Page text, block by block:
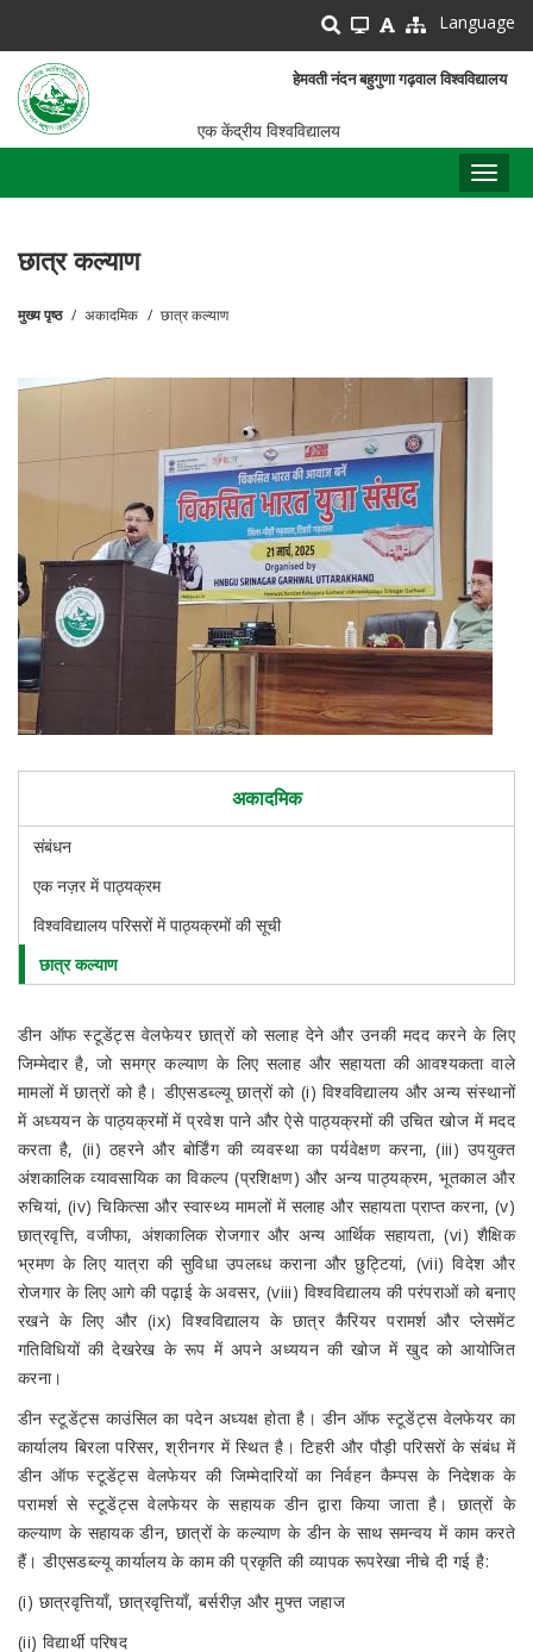
main
content
Language
हेमवती नंदन बहुगुणा गढ़वाल विश्वविद्यालय
एक केंद्रीय विश्वविद्यालय
छात्र कल्याण
मुख्य पृष्ठ अकादमिक छात्र कल्याण
अकादमिक
संबंधन
एक नज़र में पाठ्यक्रम
विश्वविद्यालय परिसरों में पाठ्यक्रमों की सूची
छात्र कल्याण
डीन ऑफ स्टूडेंट्स वेलफेयर छात्रों को सलाह देने और उनकी मदद करने के लिए
जिम्मेदार है, जो समग्र कल्याण के लिए सलाह और सहायता की आवश्यकता वाले
मामलों में छात्रों को है। डीएसडब्ल्यू छात्रों को (i) विश्वविद्यालय और अन्य संस्थानों
में अध्ययन के पाठ्यक्रमों में प्रवेश पाने और ऐसे पाठ्यक्रमों की उचित खोज में मदद
करता है, (ii) ठहरने और बोर्डिंग की व्यवस्था का पर्यवेक्षण करना, (iii) उपयुक्त
अंशकालिक व्यावसायिक का विकल्प (प्रशिक्षण) और अन्य पाठ्यक्रम, भूतकाल और
रुचियां, (iv) चिकित्सा और स्वास्थ्य मामलों में सलाह और सहायता प्राप्त करना, (v)
छात्रवृत्ति, वजीफा, अंशकालिक रोजगार और अन्य आर्थिक सहायता, (vi) शैक्षिक
भ्रमण के लिए यात्रा की सुविधा उपलब्ध कराना और छुट्टियां, (vii) विदेश और
रोजगार के लिए आगे की पढ़ाई के अवसर, (viii) विश्वविद्यालय की परंपराओं को बनाए
रखने के लिए और (ix) विश्वविद्यालय के छात्र कैरियर परामर्श और प्लेसमेंट
गतिविधियों की देखरेख के रूप में अपने अध्ययन की खोज में खुद को आयोजित
करना।
डीन स्टूडेंट्स काउंसिल का पदेन अध्यक्ष होता है। डीन ऑफ स्टूडेंट्स वेलफेयर का
कार्यालय बिरला परिसर, श्रीनगर में स्थित है। टिहरी और पौड़ी परिसरों के संबंध में
डीन ऑफ स्टूडेंट्स वेलफेयर की जिम्मेदारियों का निर्वहन कैम्पस के निदेशक के
परामर्श से स्टूडेंट्स वेलफेयर के सहायक डीन द्वारा किया जाता है। छात्रों के
कल्याण के सहायक डीन, छात्रों के कल्याण के डीन के साथ समन्वय में काम करते
हैं। डीएसडब्ल्यू कार्यालय के काम की प्रकृति की व्यापक रूपरेखा नीचे दी गई है:
(i) छात्रवृत्तियाँ, छात्रवृत्तियाँ, बर्सरीज़ और मुफ्त जहाज
(ii) विद्यार्थी परिषद